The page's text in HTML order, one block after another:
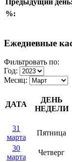
%:
Ежедневные
Фильтровать по:
Год:
Месяц:
ДАТА
ДЕНЬ
НЕДЕЛИ
31
марта
Пятница
30
марта
Четверг